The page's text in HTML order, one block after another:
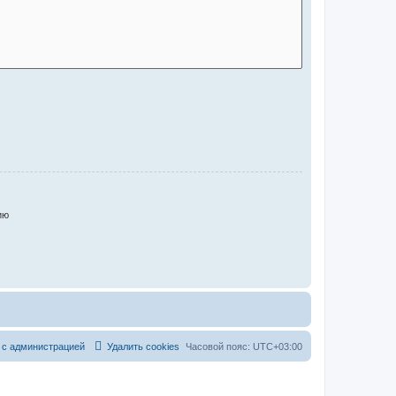
Часовой пояс: UTC+03:00
Удалить cookies
администрацией